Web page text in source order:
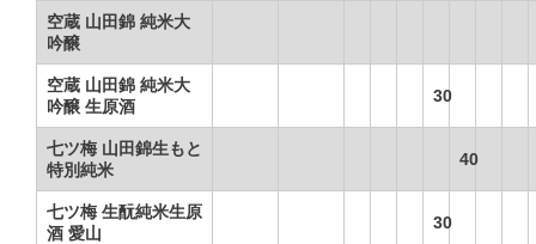
空蔵 山田錦 純米大
吟醸
空蔵 山田錦 純米大
吟醸 生原酒
30
七ツ梅 山田錦生もと
特別純米
40
七ツ梅 生酛純米生原
酒 愛山
30